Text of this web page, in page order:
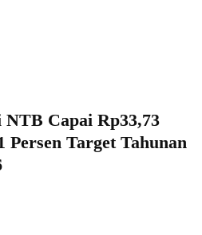
NTB Capai Rp33,73
Persen Target Tahunan